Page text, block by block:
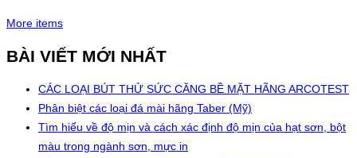
More items
BÀI VIẾT MỚI NHẤT
CÁC LOẠI BÚT THỬ SỨC CĂNG BỀ MẶT HÃNG ARCOTEST
Phân biệt các loại đá mài hãng Taber (Mỹ)
Tìm hiểu về độ mịn và cách xác định độ mịn của hạt sơn, bột
màu trong ngành sơn, mực in